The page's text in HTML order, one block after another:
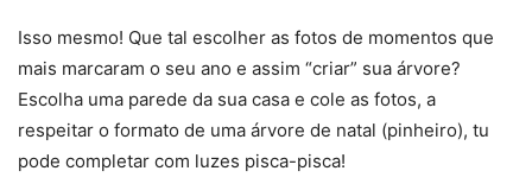
Isso mesmo! Que tal escolher as fotos de momentos que
mais marcaram o seu ano e assim “criar” sua árvore?
Escolha uma parede da sua casa e cole as fotos, a
respeitar o formato de uma árvore de natal (pinheiro), tu
pode completar com luzes pisca-pisca!